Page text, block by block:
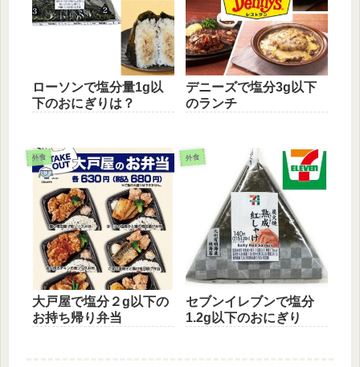
ローソンで塩分量1g以
下のおにぎりは？
デニーズで塩分3g以下
のランチ
外食
大戸屋で塩分２g以下の
お持ち帰り弁当
外食
セブンイレブンで塩分
1.2g以下のおにぎり